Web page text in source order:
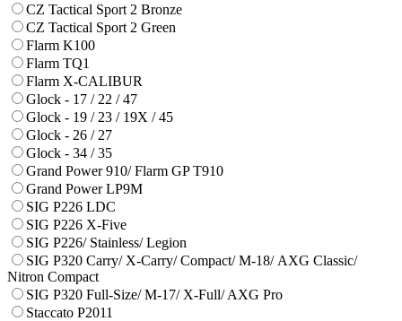
CZ Tactical Sport 2 Bronze
CZ Tactical Sport 2 Green
Flarm K100
Flarm TQ1
Flarm X-CALIBUR
Glock - 17 / 22 / 47
Glock - 19 / 23 / 19X / 45
Glock - 26 / 27
Glock - 34 / 35
Grand Power 910/ Flarm GP T910
Grand Power LP9M
SIG P226 LDC
SIG P226 X-Five
SIG P226/ Stainless/ Legion
SIG P320 Carry/ X-Carry/ Compact/ М-18/ AXG Classic/
Nitron Compact
SIG P320 Full-Size/ M-17/ X-Full/ AXG Pro
Staccato P2011